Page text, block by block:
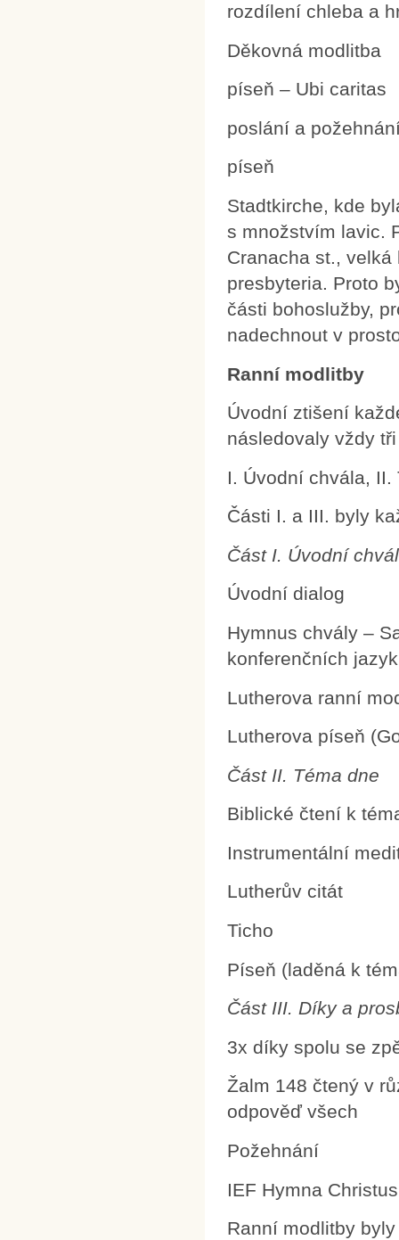
rozdílení chleba a
Děkovná modlitba
píseň – Ubi caritas
poslání a
píseň
Stadtkirche, kde
s množstvím lavic.
Cranacha st.,
presbyteria. Proto
části bohoslužby,
nadechnout v
Ranní modlitby
Úvodní ztišení
následovaly vždy
I. Úvodní chvála,
Části I. a III. byly
Část I. Úvodní
Úvodní dialog
Hymnus chvály –
konferenčních
Lutherova ranní
Lutherova píseň
Část II. Téma dne
Biblické čtení k
Instrumentální
Lutherův citát
Ticho
Píseň (laděná k
Část III. Díky a
3x díky spolu se
Žalm 148 čtený v
odpověď všech
Požehnání
IEF Hymna
Ranní modlitby